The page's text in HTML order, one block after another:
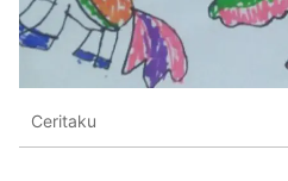
Ceritaku